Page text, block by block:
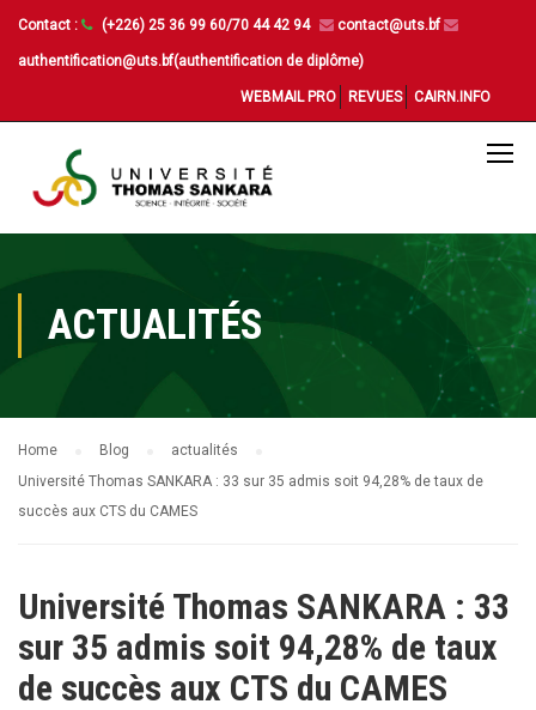
Contact : (+226) 25 36 99 60/70 44 42 94 contact@uts.bf
authentification@uts.bf(authentification de diplôme)
WEBMAIL PRO REVUES CAIRN.INFO
ACTUALITÉS
Home Blog
actualités
Université Thomas SANKARA : 33 sur 35 admis soit 94,28% de taux de
succès aux CTS du CAMES
Université Thomas SANKARA : 33
sur 35 admis soit 94,28% de taux
de succès aux CTS du CAMES